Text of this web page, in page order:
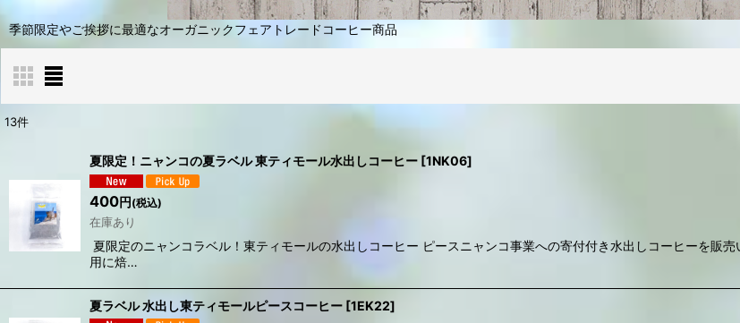
季節限定やご挨拶に最適なオーガニックフェアトレードコーヒー商品
在庫あり
並び順
絞り込む
13件
夏限定！ニャンコの夏ラベル 東ティモール水出しコーヒー [1NK06]
400円 (税込)
在庫あり
夏限定のニャンコラベル！東ティモールの水出しコーヒー ピースニャンコ事業への寄付付き水出しコーヒーを販
用に焙…
夏ラベル 水出し東ティモールピースコーヒー [1EK22]